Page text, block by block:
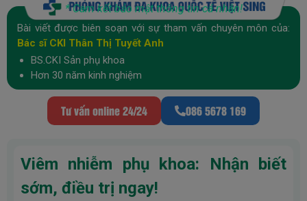
Bài viết được biên soạn với sự tham vấn chuyên môn của:
Bác sĩ CKI Thân Thị Tuyết Anh
BS.CKI Sản phụ khoa
Hơn 30 năm kinh nghiệm
Tư vấn online 24/24 086 5678 169
Viêm nhiễm phụ khoa: Nhận biết
sớm, điều trị ngay!
* Cam kết bảo mật thông tin cá nhân!